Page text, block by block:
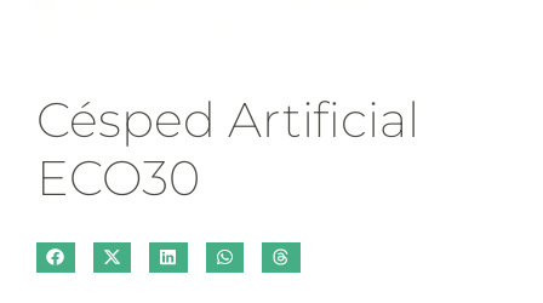
Césped Artificial
ECO30